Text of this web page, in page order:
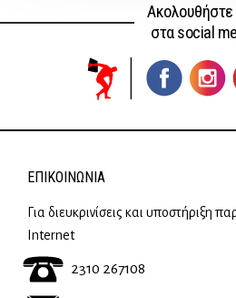
Ακολουθήστε
στα social
ΕΠΙΚΟΙΝΩΝΊΑ
Για διευκρινίσεις και υποστήριξη
Internet
2310 267108